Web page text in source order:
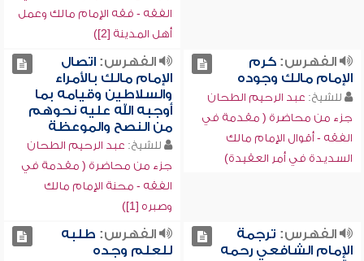
الفقه - فقه الإمام مالك وعمل
أهل المدينة [2])
الفهرس:كرم
الإمام مالك وجوده
للشيخ: عبد الرحيم الطحان
جزء من محاضرة ( مقدمة في
الفقه - أقوال الإمام مالك
السديدة في أمر العقيدة)
الفهرس:اتصال
الإمام مالك بالأمراء
والسلاطين وقيامه بما
أوجبه الله عليه نحوهم
من النصح والموعظة
للشيخ: عبد الرحيم الطحان
جزء من محاضرة ( مقدمة في
الفقه - محنة الإمام مالك
وصبره [1])
الفهرس: ترجمة
الإمام الشافعي رحمه
الفهرس: طلبه
للعلم وجده